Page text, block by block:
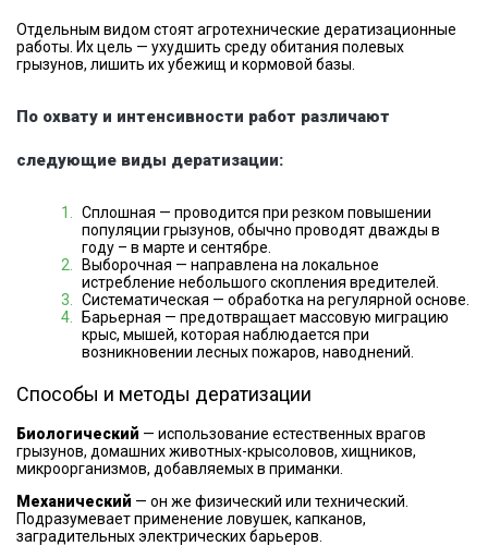
Отдельным видом стоят агротехнические дератизационные
работы. Их цель — ухудшить среду обитания полевых
грызунов, лишить их убежищ и кормовой базы.
По охвату и интенсивности работ различают
следующие виды дератизации:
Сплошная — проводится при резком повышении
популяции грызунов, обычно проводят дважды в
году – в марте и сентябре.
Выборочная — направлена на локальное
истребление небольшого скопления вредителей.
Систематическая — обработка на регулярной основе.
Барьерная — предотвращает массовую миграцию
крыс, мышей, которая наблюдается при
возникновении лесных пожаров, наводнений.
Способы и методы дератизации
Биологический — использование естественных врагов
грызунов, домашних животных-крысоловов, хищников,
микроорганизмов, добавляемых в приманки.
Механический — он же физический или технический.
Подразумевает применение ловушек, капканов,
заградительных электрических барьеров.